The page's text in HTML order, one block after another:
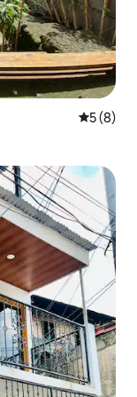
5 de
5 (8)